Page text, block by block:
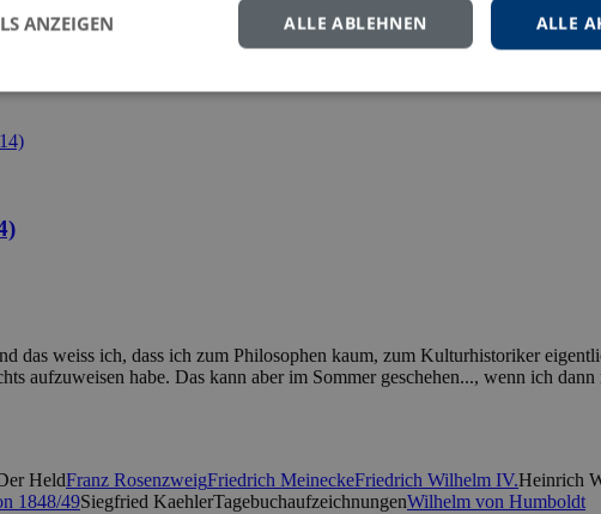
das weiss ich, dass ich zum Philosophen kaum, zum Kulturhistoriker
aufzuweisen habe. Das kann aber im Sommer geschehen..., wenn ich
HeldFranz RosenzweigFriedrich MeineckeFriedrich Wilhelm IV.Heinrich
1848/49Siegfried KaehlerTagebuchaufzeichnungenWilhelm von Humboldt
ALLE
ALLE ABLEHNEN
ANZEIGEN